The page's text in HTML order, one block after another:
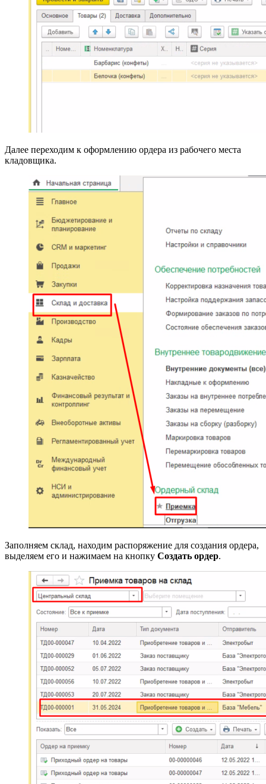
Далее переходим к оформлению ордера из рабочего места
кладовщика.
Заполняем склад, находим распоряжение для создания ордера,
выделяем его и нажимаем на кнопку Создать ордер.